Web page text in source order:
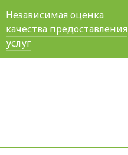
Независимая оценка
качества предоставления
услуг